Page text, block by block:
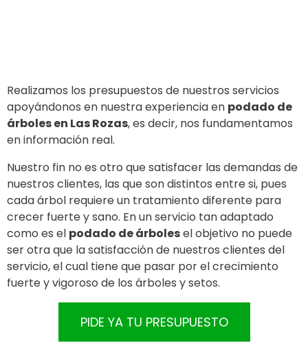
Realizamos los presupuestos de nuestros servicios
apoyándonos en nuestra experiencia en podado de
árboles en Las Rozas, es decir, nos fundamentamos
en información real.
Nuestro fin no es otro que satisfacer las demandas de
nuestros clientes, las que son distintos entre si, pues
cada árbol requiere un tratamiento diferente para
crecer fuerte y sano. En un servicio tan adaptado
como es el podado de árbolesel objetivo no puede
ser otra que la satisfacción de nuestros clientes del
servicio, el cual tiene que pasar por el crecimiento
fuerte y vigoroso de los árboles y setos.
PIDE YA TU PRESUPUESTO